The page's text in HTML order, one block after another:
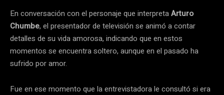
En conversación con el personaje que interpretaArturo
Chumbe, el presentador de televisión se animó a contar
detalles de su vida amorosa, indicando que en estos
momentos se encuentra soltero, aunque en el pasado ha
sufrido por amor.
Fue en ese momento que la entrevistadora le consultó si era